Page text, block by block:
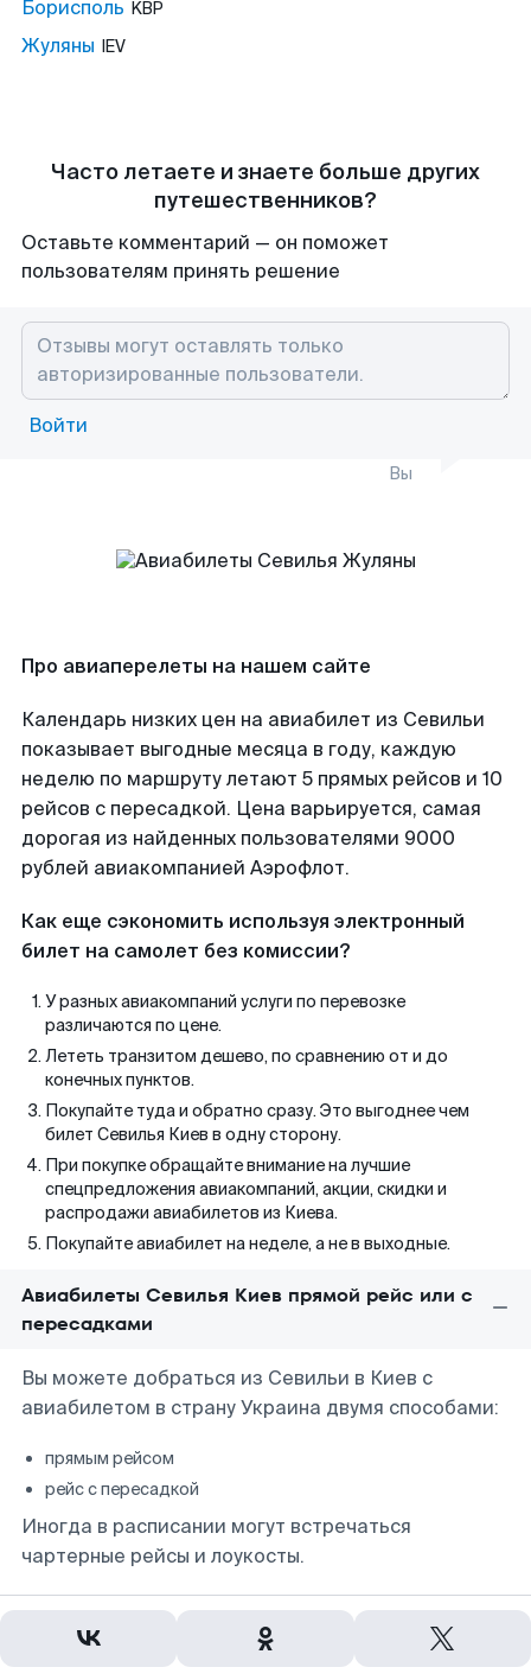
Борисполь KBP
Жуляны IEV
Часто летаете и знаете больше других
путешественников?
Оставьте комментарий — он поможет
пользователям принять решение
Войти
Вы
Про авиаперелеты на нашем сайте
Календарь низких цен на авиабилет из Севильи
показывает выгодные месяца в году, каждую
неделю по маршруту летают 5 прямых рейсов и 10
рейсов с пересадкой. Цена варьируется, самая
дорогая из найденных пользователями 9000
рублей авиакомпанией Аэрофлот.
Как еще сэкономить используя электронный
билет на самолет без комиссии?
У разных авиакомпаний услуги по перевозке
различаются по цене.
Лететь транзитом дешево, по сравнению от и до
конечных пунктов.
Покупайте туда и обратно сразу. Это выгоднее чем
билет Севилья Киев в одну сторону.
При покупке обращайте внимание на лучшие
спецпредложения авиакомпаний, акции, скидки и
распродажи авиабилетов из Киева.
Покупайте авиабилет на неделе, а не в выходные.
Авиабилеты Севилья Киев прямой рейс или с
пересадками
Вы можете добраться из Севильи в Киев с
авиабилетом в страну Украина двумя способами:
прямым рейсом
рейс с пересадкой
Иногда в расписании могут встречаться
чартерные рейсы и лоукосты.